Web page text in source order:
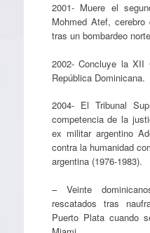
2001- Muere el
Mohmed Atef,
tras un bombardeo
2002- Concluye la XII
República Dominicana.
2004- El Tribunal
competencia de la
ex militar argentino
contra la humanidad
argentina (1976-1983).
– Veinte
rescatados tras
Puerto Plata cuando